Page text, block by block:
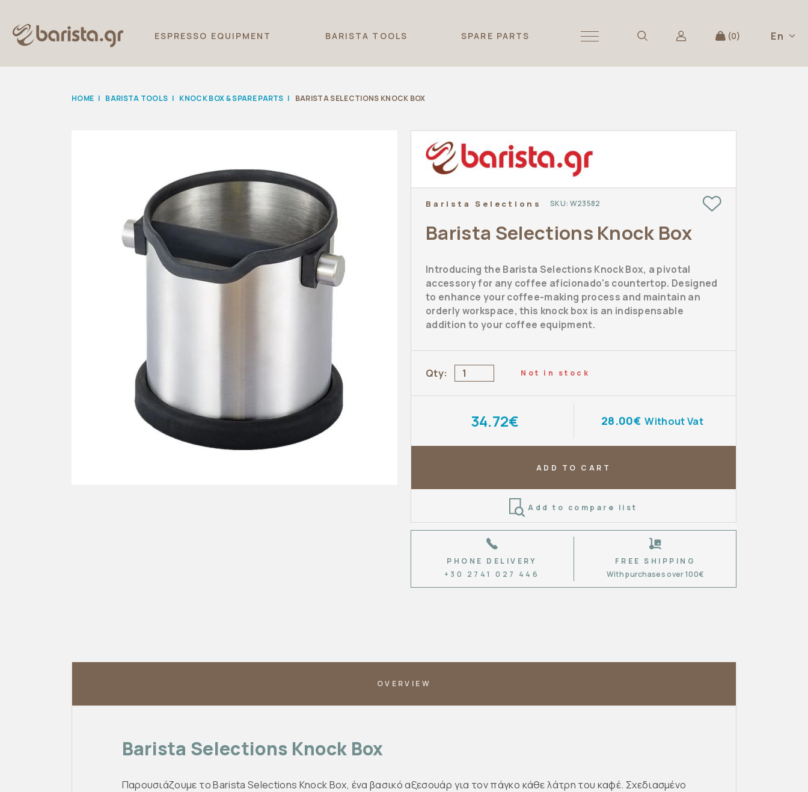
ESPRESSO EQUIPMENT BARISTA TOOLS SPARE PARTS 0 En
HOME | BARISTA TOOLS | KNOCK BOX & SPARE PARTS | BARISTA SELECTIONS KNOCK BOX
Barista Selections SKU: W23582
Barista Selections Knock Box
Introducing the Barista Selections Knock Box, a pivotal
accessory for any coffee aficionado's countertop. Designed
to enhance your coffee-making process and maintain an
orderly workspace, this knock box is an indispensable
addition to your coffee equipment.
Qty: Not in stock
34.72€ 28.00€ Without Vat
ADD TO CART
Add to compare list
PHONE DELIVERY
+30 2741 027 446
FREE SHIPPING
With purchases over 100€
OVERVIEW
Barista Selections Knock Box
Παρουσιάζουμε το Barista Selections Knock Box, ένα βασικό αξεσουάρ για τον πάγκο κάθε λάτρη του καφέ. Σχεδιασμένο